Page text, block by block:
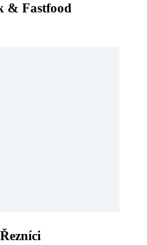
& Fastfood
Řezníci